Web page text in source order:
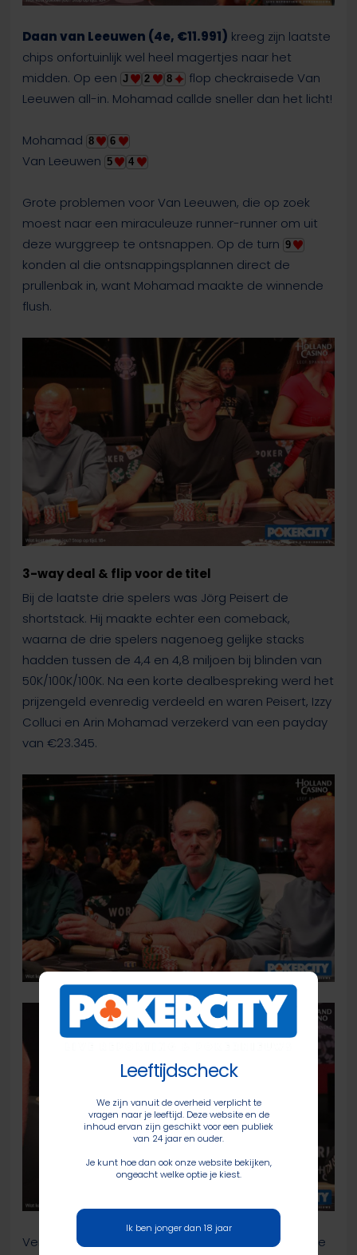
Daan van Leeuwen (4e, €11.991) kreeg zijn laatste
chips onfortuinlijk wel heel magertjes naar het
midden. Op een J 2 8
flop checkraisede Van
Leeuwen all-in. Mohamad callde sneller dan het licht!
Mohamad 8 6
Van Leeuwen 5 4
Grote problemen voor Van Leeuwen, die op zoek
moest naar een miraculeuze runner-runner om uit
deze wurggreep te ontsnappen. Op de turn 9
konden al die ontsnappingsplannen direct de
prullenbak in, want Mohamad maakte de winnende
flush.
3-way deal & flip voor de titel
Bij de laatste drie spelers was Jörg Peisert de
shortstack. Hij maakte echter een comeback,
waarna de drie spelers nagenoeg gelijke stacks
hadden tussen de 4,4 en 4,8 miljoen bij blinden van
50K/100K/100K. Na een korte dealbespreking werd het
prijzengeld evenredig verdeeld en waren Peisert, Izzy
Colluci en Arin Mohamad verzekerd van een payday
van €23.345.
Vervolgens vonden de spelers het niet nodig om te
Leeftijdscheck
We zijn vanuit de overheid verplicht te
vragen naar je leeftijd. Deze website en de
inhoud ervan zijn geschikt voor een publiek
van 24 jaar en ouder.
Je kunt hoe dan ook onze website bekijken,
ongeacht welke optie je kiest.
Ik ben jonger dan 18 jaar